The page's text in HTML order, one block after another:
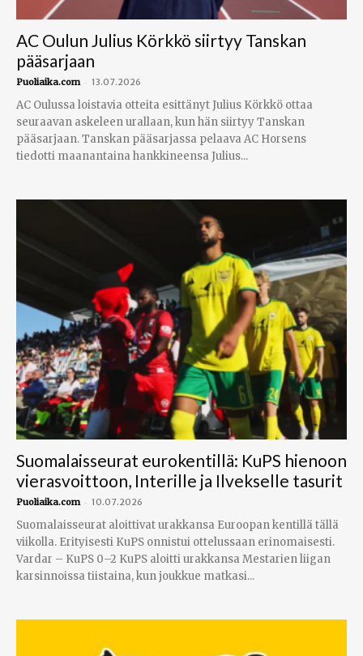
AC Oulun Julius Körkkö siirtyy Tanskan
pääsarjaan
Puoliaika.com - 13.07.2026
AC Oulussa loistavia otteita esittänyt Julius Körkkö ottaa
seuraavan askeleen urallaan, kun hän siirtyy Tanskan
pääsarjaan. Tanskan pääsarjassa pelaava AC Horsens
tiedotti maanantaina hankkineensa Julius...
Suomalaisseurat eurokentillä: KuPS hienoon
vierasvoittoon, Interille ja Ilvekselle tasurit
Puoliaika.com - 10.07.2026
Suomalaisseurat aloittivat urakkansa Euroopan kentillä tällä
viikolla. Erityisesti KuPS onnistui ottelussaan erinomaisesti.
Vardar – KuPS 0–2 KuPS aloitti urakkansa Mestarien liigan
karsinnoissa tiistaina, kun joukkue matkasi...